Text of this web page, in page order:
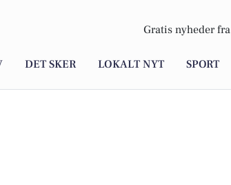
Gratis nyheder fra
DET SKER LOKALT NYT SPORT